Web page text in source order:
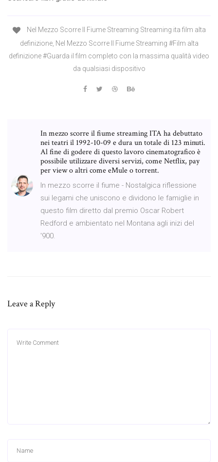
Nel Mezzo Scorre Il Fiume Streaming Streaming ita film alta
definizione, Nel Mezzo Scorre Il Fiume Streaming #Film alta
definizione #Guarda il film completo con la massima qualità video
da qualsiasi dispositivo
In mezzo scorre il fiume streaming ITA ha debuttato
nei teatri il 1992-10-09 e dura un totale di 123 minuti.
Al fine di godere di questo lavoro cinematografico è
possibile utilizzare diversi servizi, come Netflix, pay
per view o altri come eMule o torrent.
In mezzo scorre il fiume - Nostalgica riflessione
sui legami che uniscono e dividono le famiglie in
questo film diretto dal premio Oscar Robert
Redford e ambientato nel Montana agli inizi del
'900.
Leave a Reply